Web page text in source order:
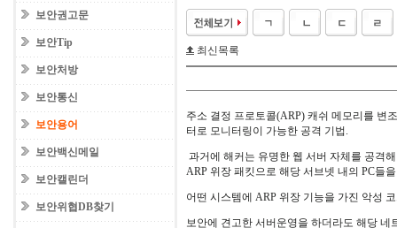
보안권고문
보안Tip
보안처방
보안통신
보안용어
보안백신메일
보안캘린더
보안위협DB찾기
최신목록
주소 결정 프로토콜(ARP) 캐쉬 메모리를 변
터로 모니터링이 가능한 공격 기법.
과거에 해커는 유명한 웹 서버 자체를 공격
ARP 위장 패킷으로 해당 서브넷 내의 PC들
어떤 시스템에 ARP 위장 기능을 가진 악성
보안에 견고한 서버운영을 하더라도 해당